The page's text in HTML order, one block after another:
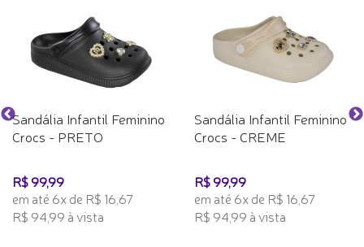
Sandália Infantil Feminino
Crocs - PRETO
R$ 99,99
em até 6x de R$ 16,67
R$ 94,99 à vista
Sandália Infantil Feminino
Crocs - CREME
R$ 99,99
em até 6x de R$ 16,67
R$ 94,99 à vista